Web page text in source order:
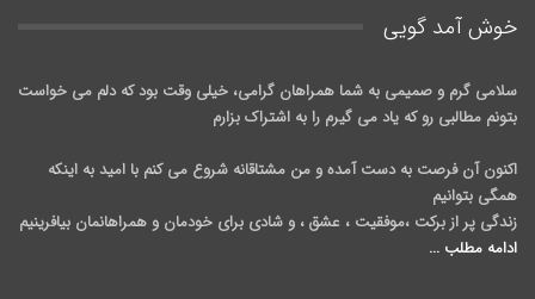
خوش آمد گويی
سلامی گرم و صمیمی به شما همراهان گرامی، خیلی وقت بود که دلم می خواست
بتونم مطالبی رو که یاد می گیرم را به اشتراک بزارم
اکنون آن فرصت به دست آمده و من مشتاقانه شروع می کنم با امید به اینکه
همگی بتوانیم
زندگی پر از برکت ،موفقیت ، عشق ، و شادی برای خودمان و همراهانمان بیافرینیم
ادامه مطلب ...